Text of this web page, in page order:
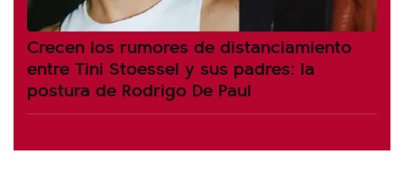
Crecen los rumores de distanciamiento
entre Tini Stoessel y sus padres: la
postura de Rodrigo De Paul